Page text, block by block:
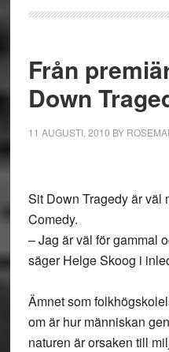
Från
Down
11 AUGUSTI, 2010 BY
Sit Down Tragedy är väl
Comedy.
– Jag är väl för gammal
säger Helge Skoog i
Ämnet som
om är hur människan
naturen är orsaken till